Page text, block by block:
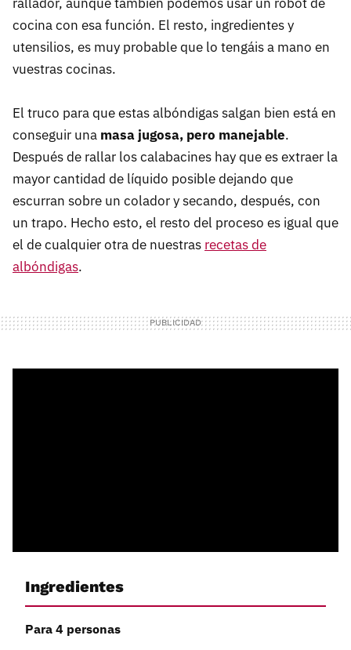
cocina con esa función. El resto, ingredientes y
utensilios, es muy probable que lo tengáis a mano en
vuestras cocinas.
El truco para que estas albóndigas salgan bien está en
conseguir una masa jugosa, pero manejable.
Después de rallar los calabacines hay que es extraer la
mayor cantidad de líquido posible dejando que
escurran sobre un colador y secando, después, con
un trapo. Hecho esto, el resto del proceso es igual que
el de cualquier otra de nuestras recetas de
albóndigas.
Ingredientes
Para 4 personas